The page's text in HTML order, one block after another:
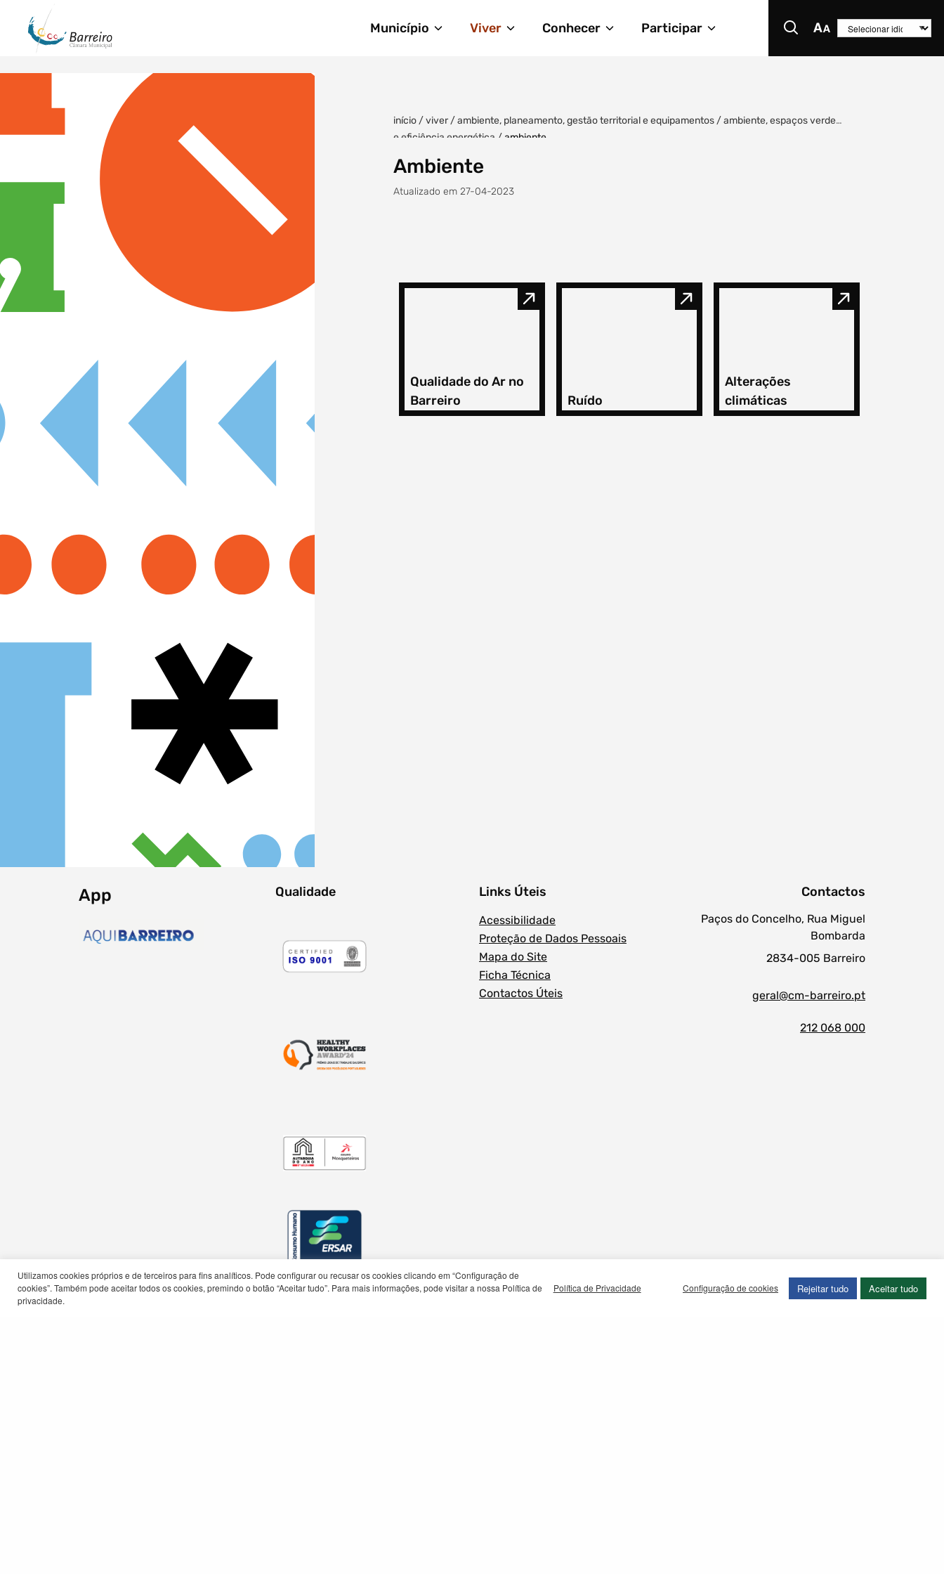
Município Viver Conhecer Participar
Procurar
Filtro dos anos
início/viver/ambiente, planeamento, gestão territorial e equipamentos/ambiente, espaços verdes
e eficiência energética / ambiente
Ambiente
Atualizado em 27-04-2023
Qualidade do Ar no
Barreiro
Ruído
Alterações
climáticas
App Qualidade Links Úteis
Acessibilidade
Proteção de Dados Pessoais
Mapa do Site
Ficha Técnica
Contactos Úteis
Contactos
Paços do Concelho, Rua Miguel
Bombarda
2834-005 Barreiro
geral@cm-barreiro.pt
212 068 000
Utilizamos cookies próprios e de terceiros para fins analíticos. Pode configurar ou recusar os cookies clicando em “Configuração de
cookies”. Também pode aceitar todos os cookies, premindo o botão “Aceitar tudo”. Para mais informações, pode visitar a nossa Política de
privacidade.
Política de Privacidade Configuração de cookies Rejeitar tudo Aceitar tudo